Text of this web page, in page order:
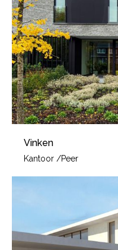
Vinken
Kantoor /Peer